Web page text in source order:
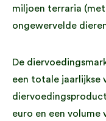
miljoen terraria
ongewervelde
De
een totale jaarlijkse
euro en een volume